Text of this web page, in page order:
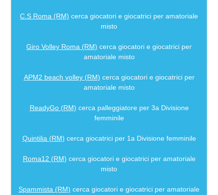
C.S Roma (RM) cerca giocatori e giocatrici per amatoriale
misto
Giro Volley Roma (RM) cerca giocatori e giocatrici per
amatoriale misto
APM2 beach volley (RM) cerca giocatori e giocatrici per
amatoriale misto
ReadyGo (RM) cerca palleggiatore per 3a Divisione
femminile
Quintilia (RM) cerca giocatrici per 1a Divisione femminile
Roma12 (RM) cerca giocatori e giocatrici per amatoriale
misto
Spammista (RM) cerca giocatori e giocatrici per amatoriale